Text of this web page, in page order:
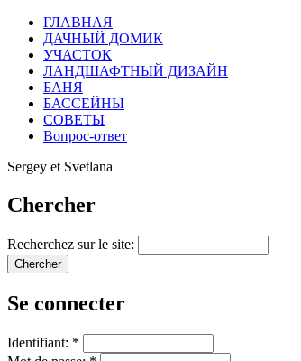
ГЛАВНАЯ
ДАЧНЫЙ ДОМИК
УЧАСТОК
ЛАНДШАФТНЫЙ ДИЗАЙН
БАНЯ
БАССЕЙНЫ
СОВЕТЫ
Вопрос-ответ
Sergey et Svetlana
Chercher
Recherchez sur le site:
Se connecter
Identifiant: *